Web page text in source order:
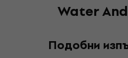
Water
Подобни